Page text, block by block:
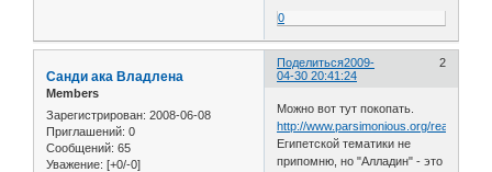
0
Поделиться 2
2009-
04-30 20:41:24
Санди ака Владлена
Members
Зарегистрирован: 2008-06-08
Приглашений: 0
Сообщений: 65
Уважение: [+0/-0]
Можно вот тут покопать.
http://www.parsimonious.org/
Египетской тематики не
припомню, но "Алладин" - это